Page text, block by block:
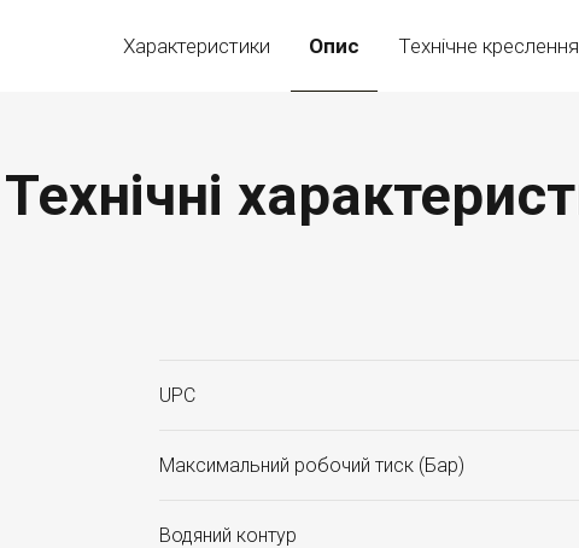
Характеристики Опис Технічне креслення
Технічні
UPC
Максимальний робочий тиск (Бар)
Водяний контур